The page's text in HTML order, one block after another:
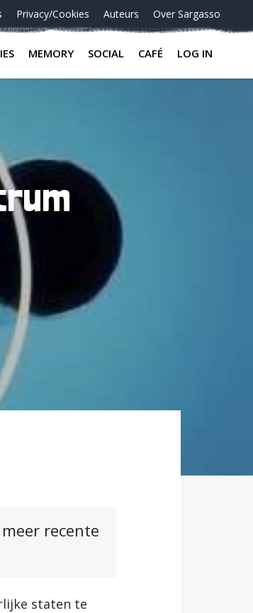
Privacy/Cookies Auteurs Over Sargasso
MEMORY SOCIAL CAFÉ LOG IN
recente
staten te